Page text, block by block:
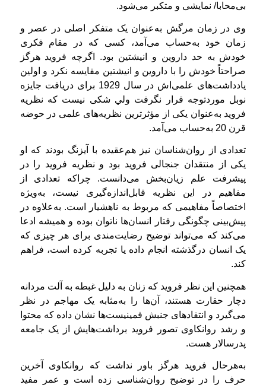
بی‌محابا/ نمایشی و متکبر می‌شود.
وی در زمان مرگش به‌عنوان یک متفکر اصلی در عصر و
زمان خود به‌حساب می‌آمد، کسی که در مقام فکری
خودش به حد داروین و انیشتین بود. اگرچه فروید هرگز
صراحتاً خودش را با داروین و انیشتین مقایسه نکرد و اولین
یادداشت‌های علمی‌اش در سال 1929 برای دریافت جایزه
نوبل موردتوجه قرار نگرفت ولي شکی نیست که نظریه
فروید به‌عنوان یکی از مؤثرترین نظریه‌های علمی در حوضه‌
قرن 20 به‌حساب می‌آمد.
تعدادی از روان‌شناسان نيز هم‌عقیده با آیزنگ بودند كه او
یکی از منتقدان جنجالی فروید بود و نظریه‌ فروید را در
پیشرفت علم زیان‌بخش می‌دانست. چراکه تعدادی از
مفاهیم در این نظریه قابل‌اندازه‌گیری نیست، به‌ویژه
اختصاصاً مفاهیمی که مربوط به ناهشیار است. به‌علاوه در
پیش‌بینی چگونگی رفتار انسان‌ها ناتوان بوده و همیشه ادعا
می‌کند که می‌تواند توضیح رضایت‌مندی برای هر چیزی که
یک انسان درگذشته انجام داده یا تجربه کرده است، فراهم
کند.
همچنين این نظر فروید که زنان به دلیل غبطه به آلت مردانه
دچار حقارت هستند، آن‌ها را به‌مثابه یک مهاجم در نظر
می‌گیرد و انتقادهای جنبش فمینیست‌ها نشان داده که محتوا
و رشد روانکاوی تصور فروید برداشت‌هایش از یک جامعه
پدرسالار هست.
به‌هرحال فروید هرگز باور نداشت که روانکاوی آخرین
حرف را در توضیح روان‌شناسی زده است و عمر مفید